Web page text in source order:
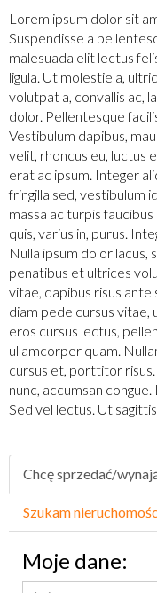
Lorem ipsum dolor sit
Suspendisse a
malesuada elit lectus
ligula. Ut molestie a,
volutpat a, convallis ac,
dolor. Pellentesque
Vestibulum dapibus,
velit, rhoncus eu, luctus
erat ac ipsum. Integer
fringilla sed, vestibulum
massa ac turpis
quis, varius in, purus.
Nulla ipsum dolor lacus,
penatibus et ultrices
vitae, dapibus risus
diam pede cursus
eros cursus lectus,
ullamcorper quam.
cursus et, porttitor
nunc, accumsan
Sed vel lectus. Ut
Chcę sprzedać/
Szukam
Moje dane: